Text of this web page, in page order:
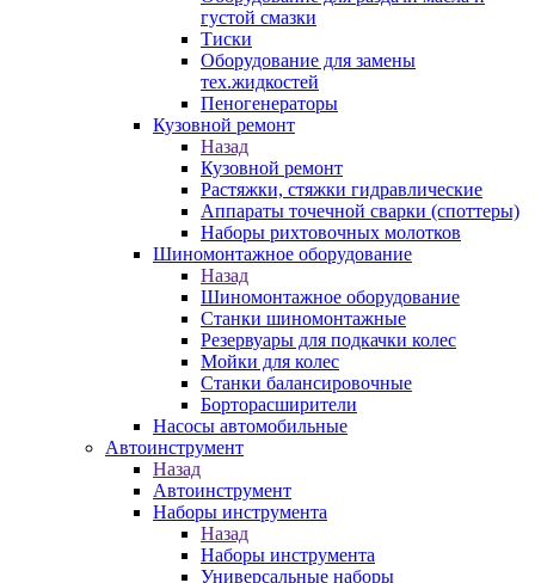
густой смазки
Тиски
Оборудование для замены
тех.жидкостей
Пеногенераторы
Кузовной ремонт
Назад
Кузовной ремонт
Растяжки, стяжки гидравлические
Аппараты точечной сварки (споттеры)
Наборы рихтовочных молотков
Шиномонтажное оборудование
Назад
Шиномонтажное оборудование
Станки шиномонтажные
Резервуары для подкачки колес
Мойки для колес
Станки балансировочные
Борторасширители
Насосы автомобильные
Автоинструмент
Назад
Автоинструмент
Наборы инструмента
Назад
Наборы инструмента
Универсальные наборы